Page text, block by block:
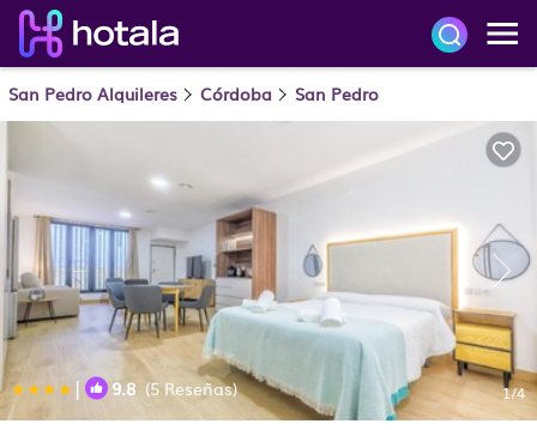
San Pedro Alquileres Córdoba San Pedro
| 9.8 (5 Reseñas) 1/4